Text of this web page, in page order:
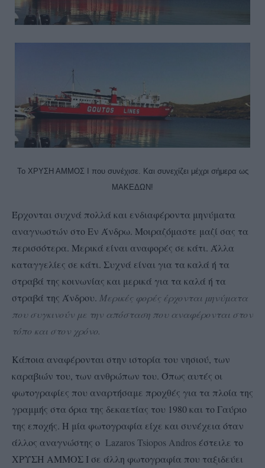
Το ΧΡΥΣΗ ΑΜΜΟΣ Ι που συνέχισε. Και συνεχίζει μέχρι σήμερα ως
ΜΑΚΕΔΩΝ!
Έρχονται συχνά πολλά και ενδιαφέροντα μηνύματα
αναγνωστών στο Εν Άνδρω. Μοιραζόμαστε μαζί σας τα
περισσότερα. Μερικά είναι αναφορές σε κάτι. Άλλα
καταγγελίες σε κάτι. Συχνά είναι για τα καλά ή τα
στραβά της κοινωνίας και μερικά για τα καλά ή τα
στραβά της Άνδρου. Μερικές φορές έρχονται μηνύματα
που συγκινούν με την απόσταση που αναφέρονται στον
τόπο και στον χρόνο.
Κάποια αναφέρονται στην ιστορία του νησιού, των
καραβιών του, των ανθρώπων του. Όπως αυτές οι
φωτογραφίες που αναρτήσαμε προχθές για τα πλοία της
γραμμής στα όρια της δεκαετίας του 1980 και το Γαύριο
της εποχής. Η μία φωτογραφία είχε και συνέχεια όταν
άλλος αναγνώστης ο Lazaros Tsiopos Andros έστειλε το
ΧΡΥΣΗ ΑΜΜΟΣ Ι σε άλλη φωτογραφία που ταξιδεύει